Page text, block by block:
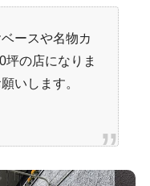
ースや名物カ
坪の店になりま
いします。